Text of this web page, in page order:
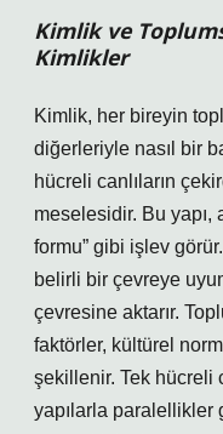
Kimlik ve
Kimlikler
Kimlik, her bireyin
diğerleriyle nasıl bir
hücreli canlıların
meselesidir. Bu yapı,
formu” gibi işlev
belirli bir çevreye
çevresine aktarır.
faktörler, kültürel
şekillenir. Tek hücreli
yapılarla paralellikler